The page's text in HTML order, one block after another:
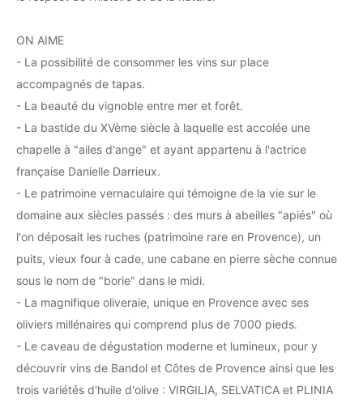
ON AIME
- La possibilité de consommer les vins sur place
accompagnés de tapas.
- La beauté du vignoble entre mer et forêt.
- La bastide du XVème siècle à laquelle est accolée une
chapelle à "ailes d'ange" et ayant appartenu à l'actrice
française Danielle Darrieux.
- Le patrimoine vernaculaire qui témoigne de la vie sur le
domaine aux siècles passés : des murs à abeilles "apiés" où
l'on déposait les ruches (patrimoine rare en Provence), un
puits, vieux four à cade, une cabane en pierre sèche connue
sous le nom de "borie" dans le midi.
- La magnifique oliveraie, unique en Provence avec ses
oliviers millénaires qui comprend plus de 7000 pieds.
- Le caveau de dégustation moderne et lumineux, pour y
découvrir vins de Bandol et Côtes de Provence ainsi que les
trois variétés d'huile d'olive : VIRGILIA, SELVATICA et PLINIA